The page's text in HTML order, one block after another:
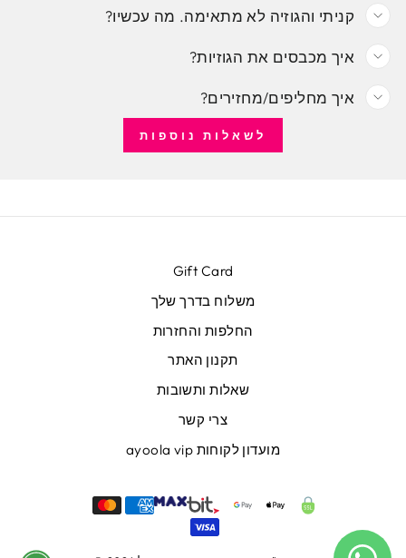
קניתי והגוזיה לא מתאימה. מה עכשיו?
איך מכבסים את הגוזיות?
איך מחליפים/מחזירים?
לשאלות נוספות
Gift Card
משלוח בדרך שלך
החלפות והחזרות
תקנון האתר
שאלות ותשובות
צרי קשר
מועדון לקוחות ayoola vip